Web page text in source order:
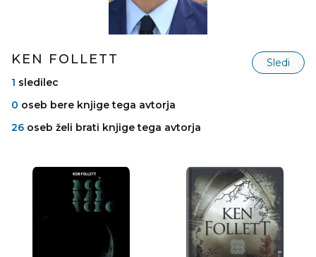
KEN FOLLETT
Sledi
1 sledilec
0 oseb bere knjige tega avtorja
26 oseb želi brati knjige tega avtorja